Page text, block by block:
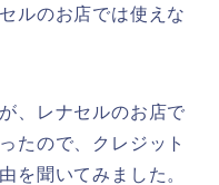
ルのお店では使えな
、レナセルのお店で
たので、クレジット
を聞いてみました。